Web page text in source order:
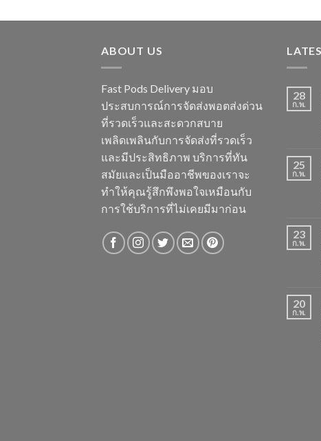
ABOUT US
Fast Pods Delivery มอบ
ประสบการณ์การจัดส่งพอตส่งด่วน
ที่รวดเร็วและสะดวกสบาย
เพลิดเพลินกับการจัดส่งที่รวดเร็ว
และมีประสิทธิภาพ บริการที่ทัน
สมัยและเป็นมืออาชีพของเราจะ
ทำให้คุณรู้สึกพึงพอใจเหมือนกับ
การใช้บริการที่ไม่เคยมีมาก่อน
28
ก.พ.
25
ก.พ.
23
ก.พ.
20
ก.พ.